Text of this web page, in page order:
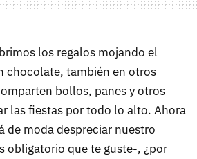
los regalos mojando el
chocolate, también en otros
bollos, panes y otros
las fiestas por todo lo alto. Ahora
de moda despreciar nuestro
obligatorio que te guste-, ¿por